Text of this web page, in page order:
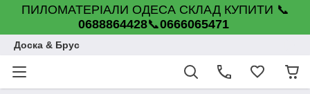
ПИЛОМАТЕРІАЛИ ОДЕСА СКЛАД КУПИТИ 📞
0688864428📞0666065471
Доска & Брус